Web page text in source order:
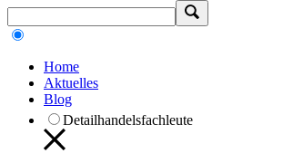
Home
Aktuelles
Blog
Detailhandelsfachleute